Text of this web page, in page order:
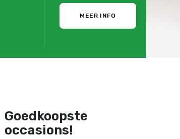
MEER INFO
Goedkoopste
occasions!